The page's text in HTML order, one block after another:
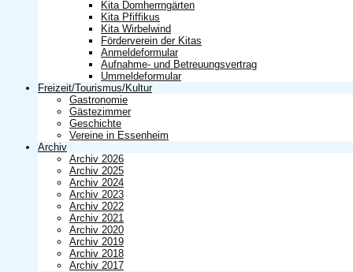
Kita Domherrngärten
Kita Pfiffikus
Kita Wirbelwind
Förderverein der Kitas
Anmeldeformular
Aufnahme- und Betreuungsvertrag
Ummeldeformular
Freizeit/Tourismus/Kultur
Gastronomie
Gästezimmer
Geschichte
Vereine in Essenheim
Archiv
Archiv 2026
Archiv 2025
Archiv 2024
Archiv 2023
Archiv 2022
Archiv 2021
Archiv 2020
Archiv 2019
Archiv 2018
Archiv 2017